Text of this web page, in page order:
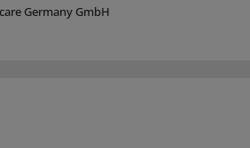
Germany GmbH